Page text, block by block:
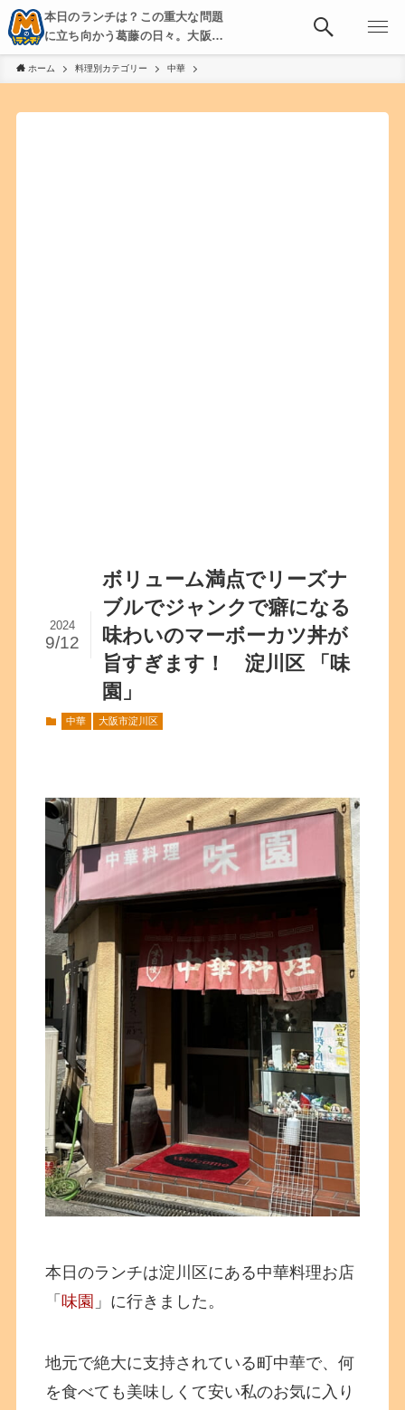
本日のランチは？この重大な問題
に立ち向かう葛藤の日々。大阪・
京都・神戸を中心とした食べ歩
き、飲み歩きを綴る。
ホーム 料理別カテゴリー 中華
ボリューム満点でリーズナ
ブルでジャンクで癖になる
味わいのマーボーカツ丼が
旨すぎます！ 淀川区 「味
園」
2024
9/12
中華 大阪市淀川区
本日のランチは淀川区にある中華料理お店
「味園 」に行きました。
地元で絶大に支持されている町中華で、何
を食べても美味しくて安い私のお気に入り